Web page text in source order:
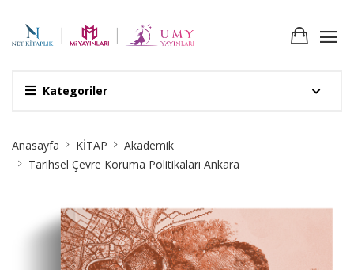
Kategoriler
Breadcrumb
Anasayfa KİTAP
Akademik
Tarihsel Çevre Koruma Politikaları Ankara